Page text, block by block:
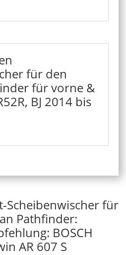
für den
für vorne &
BJ 2014 bis
Scheibenwischer für
Pathfinder:
BOSCH
AR 607 S